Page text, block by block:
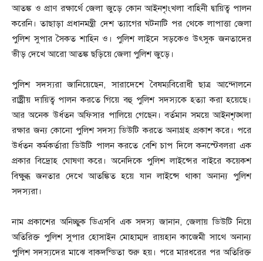
আতঙ্ক ও প্রাণ রক্ষার্থে জেলা জুড়ে কোন আইনশৃংখলা বাহিনী দ্বায়িত্ব পালন
করেনি। তাছাড়া প্রধানমন্ত্রী দেশ ত্যাগের ঘটনাটি পর থেকে লাপাত্তা জেলা
পুলিশ সুপার সৈকত শাহিন ও। পুলিশ লাইনে সড়কেও উৎসুক জনতাদের
ভীড় দেখে আরো আতঙ্ক ছড়িয়ে জেলা পুলিশ জুড়ে।
পুলিশ সদস্যরা জানিয়েছেন, সারাদেশে বৈষম্যবিরোধী ছাত্র আন্দোলনে
রাষ্ট্রীয় দায়িত্ব পালন করতে গিয়ে বহু পুলিশ সদস্যকে হত্যা করা হয়েছে।
আর অনেক উর্ধতন অফিসার পালিয়ে গেছেন। বর্তমান সময়ে আইনশৃঙ্খলা
রক্ষার জন্য কোনো পুলিশ সদস্য ডিউটি করতে অনাগ্রহ প্রকাশ করে। পরে
উর্ধতন কর্মকর্তারা ডিউটি পালন করতে বেশি চাপ দিলে কনস্টেবলরা এক
প্রকার বিদ্রোহ ঘোষণা করে। অনেদিকে পুলিশ লাইন্সের বাইরে কয়েকশ
বিক্ষুব্ধ জনতার দেখে আতঙ্কিত হয়ে যান লাইন্সে থাকা অনান্য পুলিশ
সদস্যরা।
নাম প্রকাশের অনিচ্ছুক ডিএসবি এক সদস্য জানান, জেলায় ডিউটি নিয়ে
অতিরিক্ত পুলিশ সুপার হোসাইন মোহাম্মদ রায়হান কাজেমী সাথে অনান্য
পুলিশ সদস্যদের মাঝে বাকদন্ডিতা শুরু হয়। পরে মারধরের পর অতিরিক্ত